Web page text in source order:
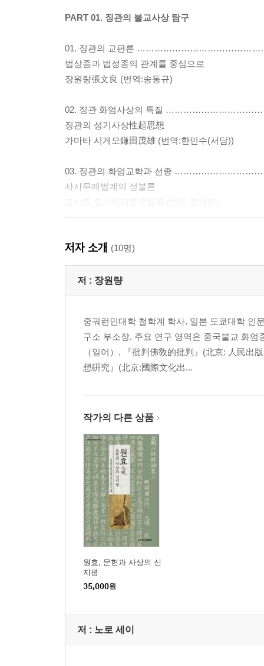
PART 01. 징관의 불교사상 탐구
01. 징관의 교판론
법상종과 법성종의 관계를 중심으로
장원량張文良 (번역:송동규)
02. 징관 화엄사상의 특질
징관의 성기사상性起思想
가마타 시게오鎌田茂雄 (번역:한민수(서담))
03. 징관의 화엄교학과 선종
사사무애법계의 성불론
혜원, 징관의 ‘성性’에 대한 해석
장위신張宇心 (번역:조소영)
김지연
PART 02. 동아시아 불교에 미친 징관의 불교사상
김용태
02. 명대불교에서의 징관
장원량張文良 (번역:조소영)
03. 일본 화엄의 논의論義에 보이는 징관
천태교학과의 관계에 주목하여
노로 세이野呂靖 (번역:이상민)
혜원, 징관의 ‘성性’에 대한 해석
다카다 시즈카高田悠 (번역:송동규)
PART 03. 징관과 조선시대 화엄사기
저자 소개 (10명)
저 : 장원량
중궈런민대학 철학계 학사. 일본 도쿄대학 인
구소 부소장. 주요 연구 영역은 중국불교 화
（일어）, 『批判佛敎的批判』(北京: 人民出
想硏究』(北京:國際文化出...
작가의 다른 상품
원효, 문헌과 사상의 신
지평
35,000원
저 : 노로 세이